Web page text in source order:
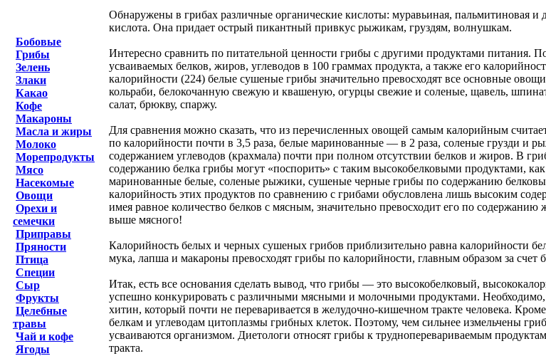
Бобовые
Грибы
Зелень
Злаки
Какао
Кофе
Макароны
Масла и жиры
Молоко
Морепродукты
Мясо
Насекомые
Овощи
Орехи и
семечки
Приправы
Пряности
Птица
Специи
Сыр
Фрукты
Целебные
травы
Чай и кофе
Ягоды
Обнаружены в грибах различные органические кислоты: муравьиная, пальмитиновая и
кислота. Она придает острый пикантный привкус рыжикам, груздям, волнушкам.
Интересно сравнить по питательной ценности грибы с другими продуктами питания.
усваиваемых белков, жиров, углеводов в 100 граммах продукта, а также его
калорийности (224) белые сушеные грибы значительно превосходят все основные
кольраби, белокочанную свежую и квашеную, огурцы свежие и соленые, щавель,
салат, брюкву, спаржу.
Для сравнения можно сказать, что из перечисленных овощей самым калорийным
по калорийности почти в 3,5 раза, белые маринованные — в 2 раза, соленые грузди и
содержанием углеводов (крахмала) почти при полном отсутствии белков и жиров. В
содержанию белка грибы могут «поспорить» с таким высокобелковыми продуктами,
маринованные белые, соленые рыжики, сушеные черные грибы по содержанию
калорийность этих продуктов по сравнению с грибами обусловлена лишь высоким
имея равное количество белков с мясным, значительно превосходит его по
выше мясного!
Калорийность белых и черных сушеных грибов приблизительно равна калорийности
мука, лапша и макароны превосходят грибы по калорийности, главным образом за счет
Итак, есть все основания сделать вывод, что грибы — это высокобелковый,
успешно конкурировать с различными мясными и молочными продуктами. Необходимо,
хитин, который почти не переваривается в желудочно-кишечном тракте человека.
белкам и углеводам цитоплазмы грибных клеток. Поэтому, чем сильнее измельчены
усваиваются организмом. Диетологи относят грибы к трудноперевариваемым
тракта.